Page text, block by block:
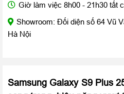
Giờ làm việc 8h00 - 21h30 tất
Showroom: Đối diện số 64 Vũ
Hà Nội
Samsung Galaxy S9 Plus